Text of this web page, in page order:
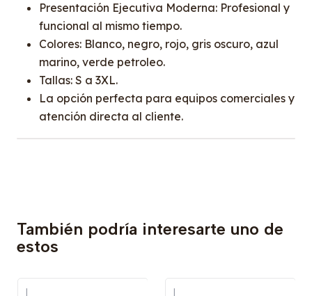
Presentación Ejecutiva Moderna: Profesional y
funcional al mismo tiempo.
Colores: Blanco, negro, rojo, gris oscuro, azul
marino, verde petroleo.
Tallas: S a 3XL.
La opción perfecta para equipos comerciales y
atención directa al cliente.
También podría interesarte uno de
estos